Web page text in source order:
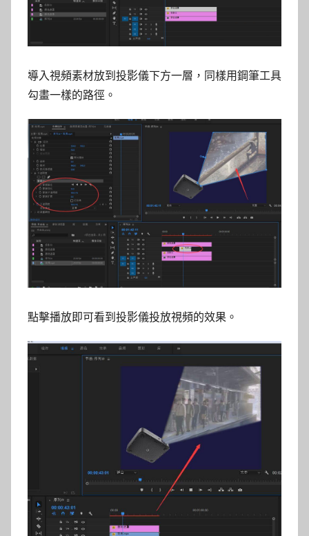
導入視頻素材放到投影儀下方一層，同樣用鋼筆工具
勾畫一樣的路徑。
點擊播放即可看到投影儀投放視頻的效果。